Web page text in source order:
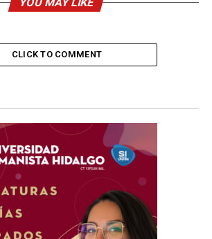
CLICK TO COMMENT